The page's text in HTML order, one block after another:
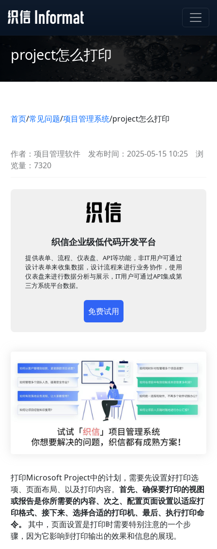
project怎么打印
首页/常见问题/项目管理系统/project怎么打印
作者：项目管理软件 发布时间：2025-05-15 10:25
浏
览量：7320
织信企业级低代码开发平台
提供表单、流程、仪表盘、API等功能，非IT用户可通过
设计表单来收集数据，设计流程来进行业务协作，使用
仪表盘来进行数据分析与展示，IT用户可通过API集成第
三方系统平台数据。
免费试用
打印Microsoft Project中的计划，需要先设置好打印选
项、页面布局、以及打印内容。首先、确保要打印的视图
或报告是你所需要的内容、次之、配置页面设置以适应打
印格式、接下来、选择合适的打印机、最后、执行打印命
令。
其中，页面设置是打印时需要特别注意的一个步
骤，因为它影响到打印输出的效果和信息的展现。